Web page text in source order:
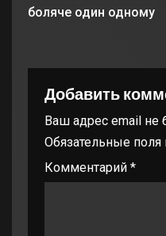
боляче один одному
Добавить
Ваш адрес email не
Обязательные
Комментарий *